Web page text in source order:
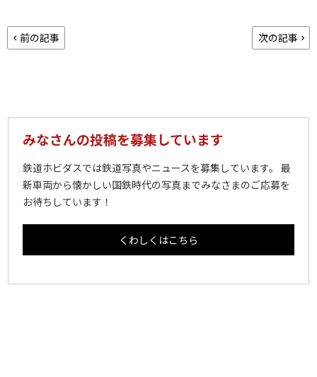
前の記事 次の記事
みなさんの投稿を募集しています
鉄道ホビダスでは鉄道写真やニュースを募集しています。 最
新車両から懐かしい国鉄時代の写真までみなさまのご応募を
お待ちしています！
くわしくはこちら